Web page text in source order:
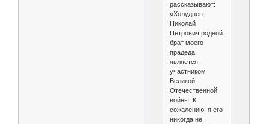
рассказывают:
«Холуднев
Николай
Петрович родной
брат моего
прадеда,
является
участником
Великой
Отечественной
войны. К
сожалению, я его
никогда не